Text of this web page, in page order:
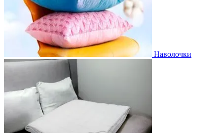
Наволочки